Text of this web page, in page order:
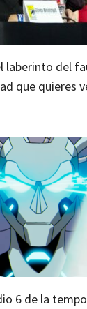
laberinto del
que quieres
6 de la